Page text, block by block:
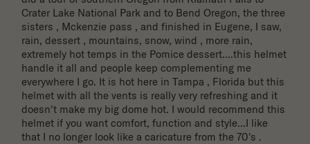
Crater Lake National Park and to Bend Oregon, the three
sisters , Mckenzie pass , and finished in Eugene, I saw,
rain, dessert , mountains, snow, wind , more rain,
extremely hot temps in the Pomice dessert....this helmet
handle it all and people keep complementing me
everywhere I go. It is hot here in Tampa , Florida but this
helmet with all the vents is really very refreshing and it
doesn't make my big dome hot. I would recommend this
helmet if you want comfort, function and style...I like
that I no longer look like a caricature from the 70's .